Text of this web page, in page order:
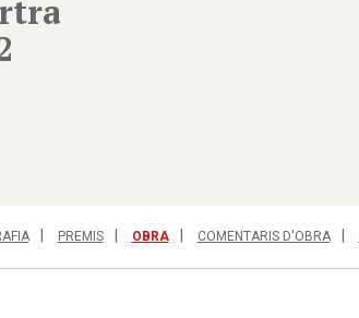
PREMIS OBRA COMENTARIS D'OBRA